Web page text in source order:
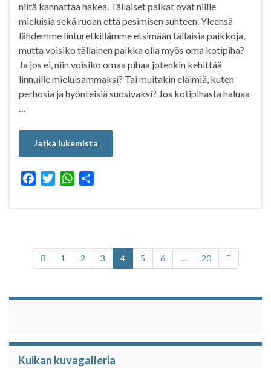
niitä kannattaa hakea. Tällaiset paikat ovat niille
mieluisia sekä ruoan että pesimisen suhteen. Yleensä
lähdemme linturetkillämme etsimään tällaisia paikkoja,
mutta voisiko tällainen paikka olla myös oma kotipiha?
Ja jos ei, niin voisiko omaa pihaa jotenkin kehittää
linnuille mieluisammaksi? Tai muitakin eläimiä, kuten
perhosia ja hyönteisiä suosivaksi? Jos kotipihasta haluaa
…
Jatka lukemista
c
o
o
i
e
r
W
a
A
p
a
1 2 3 4 5 6 … 20
Kuikan kuvagalleria